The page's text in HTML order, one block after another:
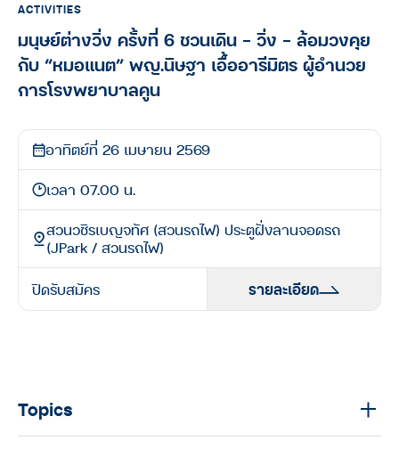
ACTIVITIES
มนุษย์ต่างวิ่ง ครั้งที่ 6 ชวนเดิน – วิ่ง – ล้อมวงคุย
กับ “หมอแนต” พญ.นิษฐา เอื้ออารีมิตร ผู้อำนวย
การโรงพยาบาลคูน
อาทิตย์ที่ 26 เมษายน 2569
เวลา 07.00 น.
สวนวชิรเบญจทัศ (สวนรถไฟ) ประตูฝั่งลานจอดรถ
(JPark / สวนรถไฟ)
ปิดรับสมัคร
รายละเอียด
Topics